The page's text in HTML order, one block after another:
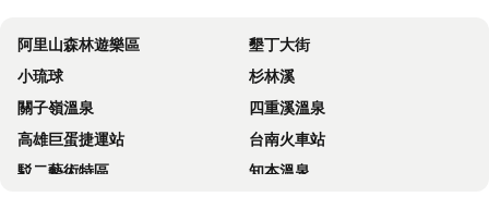
Bethlehem B&B Kenting
Clownfish Resort
FFF Hotel
很久以前・濱海民宿
优。閒民宿
墾丁迦南美地民宿
墾丁貝殼灣旅店
四季峇里時尚旅店
Ibizakenting Hotel
Little Paradise Inn
阿里山森林遊樂區
墾丁大街
小琉球
杉林溪
關子嶺溫泉
四重溪溫泉
高雄巨蛋捷運站
台南火車站
駁二藝術特區
知本溫泉